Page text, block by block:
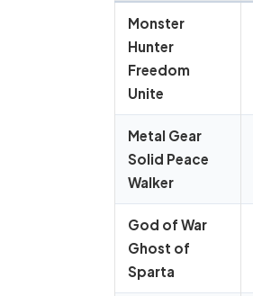
Monster
Hunter
Freedom
Unite
Metal Gear
Solid Peace
Walker
God of War
Ghost of
Sparta